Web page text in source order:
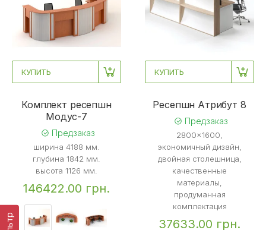
КУПИТЬ
Комплект ресепшн
Mодус-7
Предзаказ
ширина 4188 мм.
глубина 1842 мм.
высота 1126 мм.
146422.00 грн.
КУПИТЬ
Ресепшн Атрибут 8
Предзаказ
2800x1600,
экономичный дизайн,
двойная столешница,
качественные
материалы,
продуманная
комплектация
37633.00 грн.